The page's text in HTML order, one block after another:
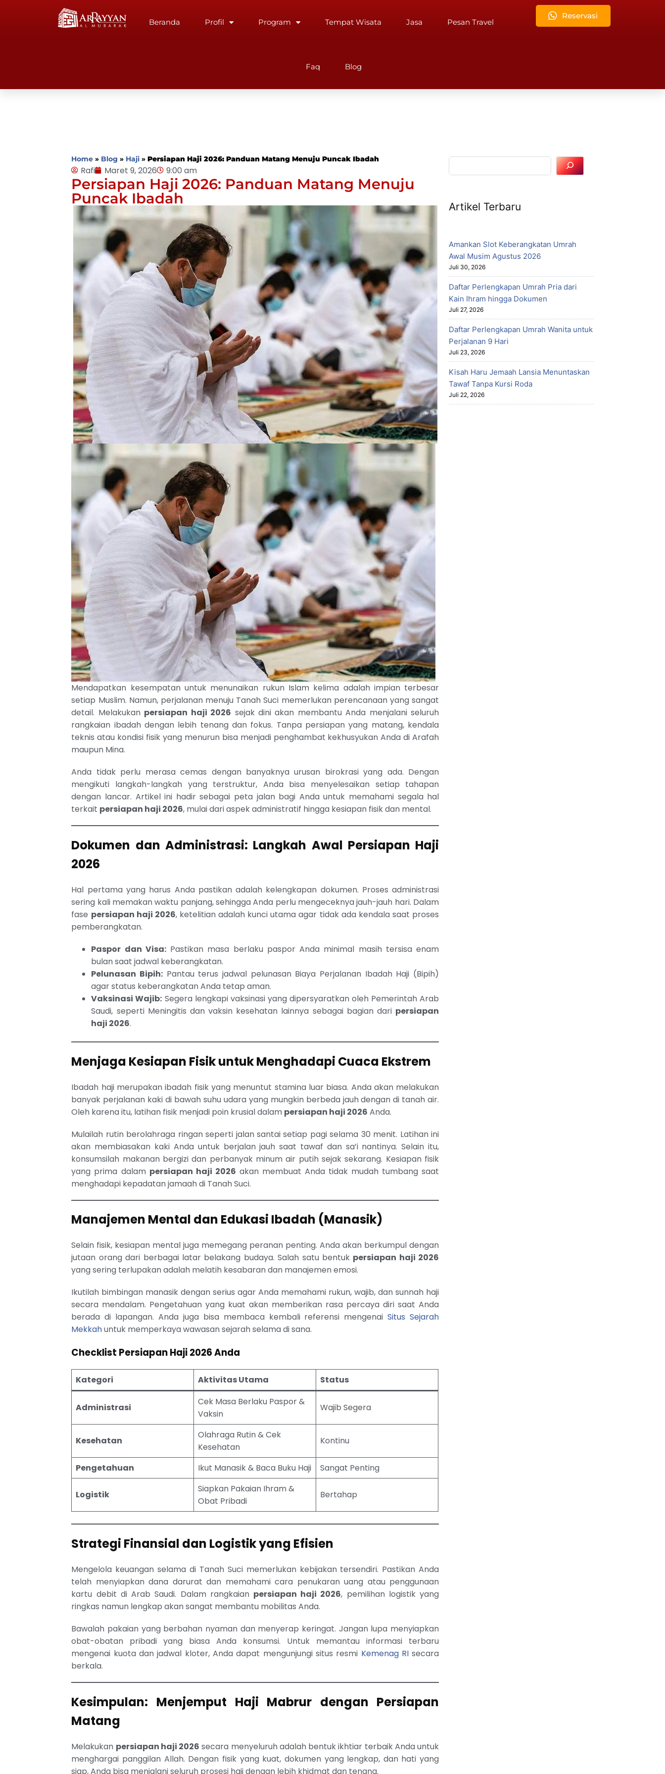
Beranda Profil Program Tempat Wisata Jasa Pesan Travel
Faq Blog
Reservasi
Home » Blog » Haji »Persiapan Haji 2026: Panduan Matang Menuju Puncak Ibadah
Rafi Maret 9, 2026 9:00 am
Persiapan Haji 2026: Panduan Matang Menuju
Puncak Ibadah
Mendapatkan kesempatan untuk menunaikan rukun Islam kelima adalah impian terbesar
setiap Muslim. Namun, perjalanan menuju Tanah Suci memerlukan perencanaan yang sangat
detail. Melakukan persiapan haji 2026 sejak dini akan membantu Anda menjalani seluruh
rangkaian ibadah dengan lebih tenang dan fokus. Tanpa persiapan yang matang, kendala
teknis atau kondisi fisik yang menurun bisa menjadi penghambat kekhusyukan Anda di Arafah
maupun Mina.
Anda tidak perlu merasa cemas dengan banyaknya urusan birokrasi yang ada. Dengan
mengikuti langkah-langkah yang terstruktur, Anda bisa menyelesaikan setiap tahapan
dengan lancar. Artikel ini hadir sebagai peta jalan bagi Anda untuk memahami segala hal
terkait persiapan haji 2026, mulai dari aspek administratif hingga kesiapan fisik dan mental.
Dokumen dan Administrasi: Langkah Awal Persiapan Haji
2026
Hal pertama yang harus Anda pastikan adalah kelengkapan dokumen. Proses administrasi
sering kali memakan waktu panjang, sehingga Anda perlu mengeceknya jauh-jauh hari. Dalam
fase persiapan haji 2026, ketelitian adalah kunci utama agar tidak ada kendala saat proses
pemberangkatan.
Paspor dan Visa:Pastikan masa berlaku paspor Anda minimal masih tersisa enam
bulan saat jadwal keberangkatan.
Pelunasan Bipih: Pantau terus jadwal pelunasan Biaya Perjalanan Ibadah Haji (Bipih)
agar status keberangkatan Anda tetap aman.
Vaksinasi Wajib: Segera lengkapi vaksinasi yang dipersyaratkan oleh Pemerintah Arab
Saudi, seperti Meningitis dan vaksin kesehatan lainnya sebagai bagian dari persiapan
haji 2026.
Menjaga Kesiapan Fisik untuk Menghadapi Cuaca Ekstrem
Ibadah haji merupakan ibadah fisik yang menuntut stamina luar biasa. Anda akan melakukan
banyak perjalanan kaki di bawah suhu udara yang mungkin berbeda jauh dengan di tanah air.
Oleh karena itu, latihan fisik menjadi poin krusial dalam persiapan haji 2026 Anda.
Mulailah rutin berolahraga ringan seperti jalan santai setiap pagi selama 30 menit. Latihan ini
akan membiasakan kaki Anda untuk berjalan jauh saat tawaf dan sa’i nantinya. Selain itu,
konsumsilah makanan bergizi dan perbanyak minum air putih sejak sekarang. Kesiapan fisik
yang prima dalam persiapan haji 2026 akan membuat Anda tidak mudah tumbang saat
menghadapi kepadatan jamaah di Tanah Suci.
Manajemen Mental dan Edukasi Ibadah (Manasik)
Selain fisik, kesiapan mental juga memegang peranan penting. Anda akan berkumpul dengan
jutaan orang dari berbagai latar belakang budaya. Salah satu bentuk persiapan haji 2026
yang sering terlupakan adalah melatih kesabaran dan manajemen emosi.
Ikutilah bimbingan manasik dengan serius agar Anda memahami rukun, wajib, dan sunnah haji
secara mendalam. Pengetahuan yang kuat akan memberikan rasa percaya diri saat Anda
berada di lapangan. Anda juga bisa membaca kembali referensi mengenaiSitus Sejarah
Mekkahuntuk memperkaya wawasan sejarah selama di sana.
Checklist Persiapan Haji 2026 Anda
Kategori Aktivitas Utama Status
Administrasi
Cek Masa Berlaku Paspor &
Vaksin
Wajib Segera
Kesehatan
Olahraga Rutin & Cek
Kesehatan
Kontinu
Pengetahuan Ikut Manasik & Baca Buku Haji Sangat Penting
Logistik
Siapkan Pakaian Ihram &
Obat Pribadi
Bertahap
Strategi Finansial dan Logistik yang Efisien
Mengelola keuangan selama di Tanah Suci memerlukan kebijakan tersendiri. Pastikan Anda
telah menyiapkan dana darurat dan memahami cara penukaran uang atau penggunaan
kartu debit di Arab Saudi. Dalam rangkaian persiapan haji 2026, pemilihan logistik yang
ringkas namun lengkap akan sangat membantu mobilitas Anda.
Bawalah pakaian yang berbahan nyaman dan menyerap keringat. Jangan lupa menyiapkan
obat-obatan pribadi yang biasa Anda konsumsi. Untuk memantau informasi terbaru
mengenai kuota dan jadwal kloter, Anda dapat mengunjungi situs resmi Kemenag RIsecara
berkala.
Kesimpulan: Menjemput Haji Mabrur dengan Persiapan
Matang
Melakukan persiapan haji 2026 secara menyeluruh adalah bentuk ikhtiar terbaik Anda untuk
menghargai panggilan Allah. Dengan fisik yang kuat, dokumen yang lengkap, dan hati yang
siap, Anda bisa menjalani seluruh prosesi haji dengan lebih khidmat dan tenang.
Artikel Terbaru
Amankan Slot Keberangkatan Umrah
Awal Musim Agustus 2026
Juli 30, 2026
Daftar Perlengkapan Umrah Pria dari
Kain Ihram hingga Dokumen
Juli 27, 2026
Daftar Perlengkapan Umrah Wanita untuk
Perjalanan 9 Hari
Juli 23, 2026
Kisah Haru Jemaah Lansia Menuntaskan
Tawaf Tanpa Kursi Roda
Juli 22, 2026